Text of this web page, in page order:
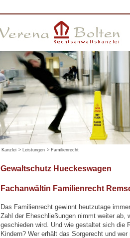
Kanzlei > Leistungen > Familienrecht
Gewaltschutz Hueckeswagen
Fachanwältin Familienrecht
Das Familienrecht gewinnt heutzutage
Zahl der Eheschließungen nimmt weiter ab,
geschieden wird. Und wie gestaltet sich die
Kindern? Wer erhält das Sorgerecht und